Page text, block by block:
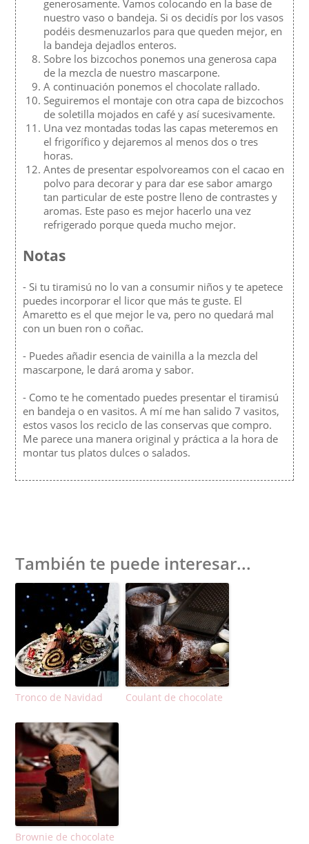
generosamente. Vamos colocando en la base de
nuestro vaso o bandeja. Si os decidís por los vasos
podéis desmenuzarlos para que queden mejor, en
la bandeja dejadlos enteros.
Sobre los bizcochos ponemos una generosa capa
de la mezcla de nuestro mascarpone.
A continuación ponemos el chocolate rallado.
Seguiremos el montaje con otra capa de bizcochos
de soletilla mojados en café y así sucesivamente.
Una vez montadas todas las capas meteremos en
el frigorífico y dejaremos al menos dos o tres
horas.
Antes de presentar espolvoreamos con el cacao en
polvo para decorar y para dar ese sabor amargo
tan particular de este postre lleno de contrastes y
aromas. Este paso es mejor hacerlo una vez
refrigerado porque queda mucho mejor.
Notas
- Si tu tiramisú no lo van a consumir niños y te apetece
puedes incorporar el licor que más te guste. El
Amaretto es el que mejor le va, pero no quedará mal
con un buen ron o coñac.
- Puedes añadir esencia de vainilla a la mezcla del
mascarpone, le dará aroma y sabor.
- Como te he comentado puedes presentar el tiramisú
en bandeja o en vasitos. A mí me han salido 7 vasitos,
estos vasos los reciclo de las conservas que compro.
Me parece una manera original y práctica a la hora de
montar tus platos dulces o salados.
También te puede interesar...
Tronco de Navidad Coulant de chocolate
Brownie de chocolate